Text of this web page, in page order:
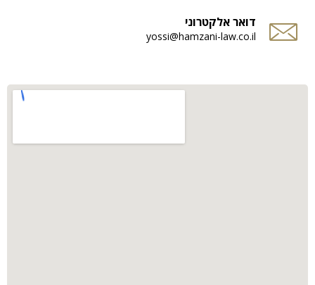
דואר אלקטרוני
yossi@hamzani-law.co.il